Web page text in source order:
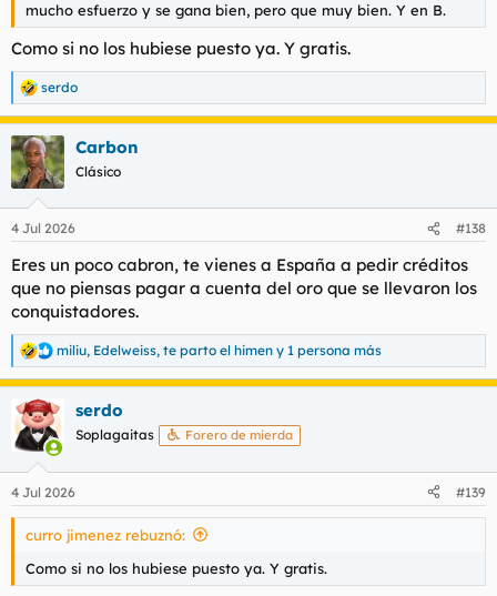
mucho esfuerzo y se gana bien, pero que muy bien. Y en B.
Como si no los hubiese puesto ya. Y gratis.
R
e
a
c
c
i
e
:
serdo
Carbon
Clásico
4 Jul 2026 #138
Eres un poco cabron, te vienes a España a pedir créditos
que no piensas pagar a cuenta del oro que se llevaron los
conquistadores.
R
e
a
c
c
i
e
s
miliu, Edelweiss, te parto el himen y 1 persona más
serdo
Soplagaitas Forero de mierda
4 Jul 2026 #139
curro jimenez rebuznó:
Como si no los hubiese puesto ya. Y gratis.